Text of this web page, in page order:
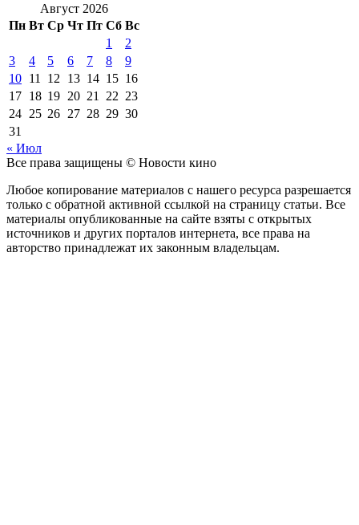
Август 2026
Пн Вт Ср Чт Пт Сб Вс
1
2
3
4 5 6 7 8
9
10 11 12 13 14 15 16
17 18 19 20 21 22 23
24 25 26 27 28 29 30
31
« Июл
Все права защищены © Новости кино
Любое копирование материалов с нашего ресурса разрешается
только с обратной активной ссылкой на страницу статьи. Все
материалы опубликованные на сайте взяты с открытых
источников и других порталов интернета, все права на
авторство принадлежат их законным владельцам.